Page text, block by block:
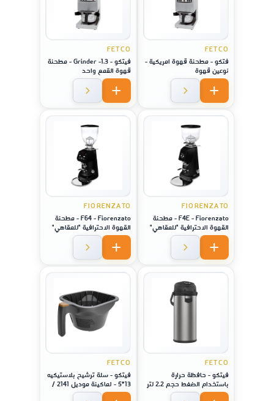
FETCO
فتكو - مطحنة قهوة امريكية -
نوعين قهوة
FETCO
فيتكو - Grinder -1.3 - مطحنة
قهوة القمع واحد
FIORENZATO
F4E - Fiorenzato - مطحنة
القهوة الاحترافية "للمقاهي"
ديجيتال - لون فضي
FIORENZATO
F64 - Fiorenzato - مطحنة
القهوة الاحترافية "للمقاهي"
ديجيتال - لون فضي
FETCO
فيتكو - حافظة حرارة
باستخدام الضغط حجم 2.2 لتر
- زجاج
FETCO
فيتكو - سلة ترشيح بلاستيكيه
13*5 - لماكينة موديل 2141 /
2131 / 1221